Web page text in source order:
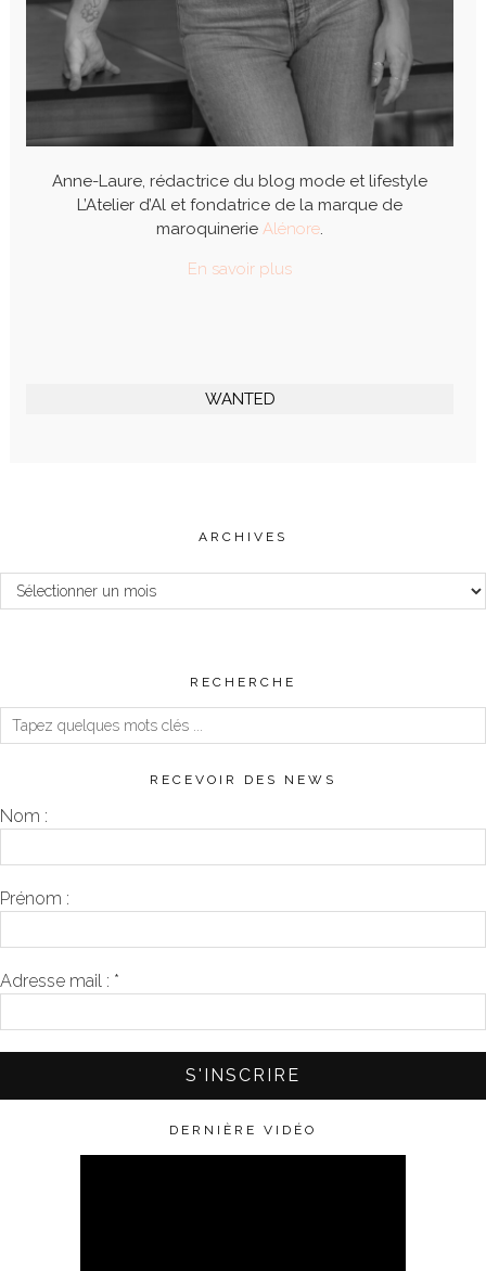
Anne-Laure, rédactrice du blog mode et lifestyle
L’Atelier d’Al et fondatrice de la marque de
maroquinerie Alénore.
En savoir plus
WANTED
ARCHIVES
Archives
RECHERCHE
RECEVOIR DES NEWS
Nom :
Prénom :
Adresse mail : *
DERNIÈRE VIDÉO